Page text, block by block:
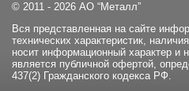
© 2011 - 2026 АО “Металл”
Вся представленная на сайте
технических характеристик,
носит информационный характер и
является публичной офертой,
437(2) Гражданского кодекса РФ.